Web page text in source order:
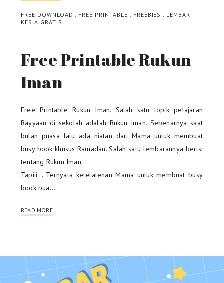
FREE DOWNLOAD . FREE PRINTABLE . FREEBIES . LEMBAR
KERJA GRATIS
Free Printable Rukun
Iman
Free Printable Rukun Iman. Salah satu topik pelajaran
Rayyaan di sekolah adalah Rukun Iman. Sebenarnya saat
bulan puasa lalu ada niatan dari Mama untuk membuat
busy book khusus Ramadan. Salah satu lembarannya berisi
tentang Rukun Iman.
Tapiii... Ternyata ketelatenan Mama untuk membuat busy
book bua…
READ MORE